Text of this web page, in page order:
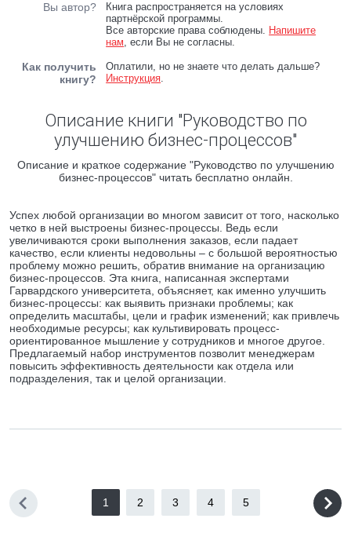
Вы автор?
Книга распространяется на условиях
партнёрской программы.
Все авторские права соблюдены. Напишите
нам, если Вы не согласны.
Как получить
книгу?
Оплатили, но не знаете что делать дальше?
Инструкция.
Описание книги "Руководство по
улучшению бизнес-процессов"
Описание и краткое содержание "Руководство по улучшению
бизнес-процессов" читать бесплатно онлайн.
Успех любой организации во многом зависит от того, насколько
четко в ней выстроены бизнес-процессы. Ведь если
увеличиваются сроки выполнения заказов, если падает
качество, если клиенты недовольны – с большой вероятностью
проблему можно решить, обратив внимание на организацию
бизнес-процессов. Эта книга, написанная экспертами
Гарвардского университета, объясняет, как именно улучшить
бизнес-процессы: как выявить признаки проблемы; как
определить масштабы, цели и график изменений; как привлечь
необходимые ресурсы; как культивировать процесс-
ориентированное мышление у сотрудников и многое другое.
Предлагаемый набор инструментов позволит менеджерам
повысить эффективность деятельности как отдела или
подразделения, так и целой организации.
1 2 3 4 5